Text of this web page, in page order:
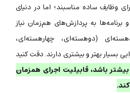
وظایف ساده مناسبند؛ اما در دنیای
و برنامه‌ها به پردازش‌های هم‌زمان نیاز
(دو‌هسته‌ای، چهار‌هسته‌ای،
بسیار بهتر و بیشتری دارند. دقت کنید
باشد، قابیلیت اجرای همزمان